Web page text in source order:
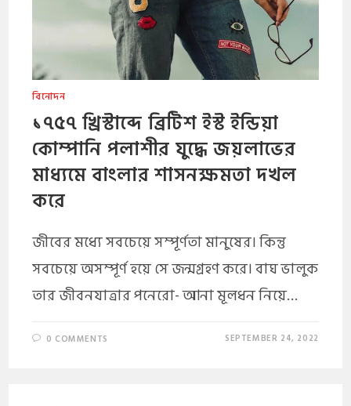
বিনোদন
১৭৫৭ খ্রিস্টাব্দে ব্রিটিশ ইস্ট ইন্ডিয়া
কোম্পানি পলাশীর যুদ্ধে জয়লাভের
মাধ্যমে বাংলার শাসনক্ষমতা দখল
করে
জীবের মধ্যে সবচেয়ে সম্পূর্ণতা মানুষের। কিন্তু
সবচেয়ে অসম্পূর্ণ হয়ে সে জন্মগ্রহণ করে। বাঘ ভালুক
তার জীবনযাত্রার পনেরো- আনা মূলধন নিয়ে…
0 COMMENTS SEPTEMBER 24, 2022